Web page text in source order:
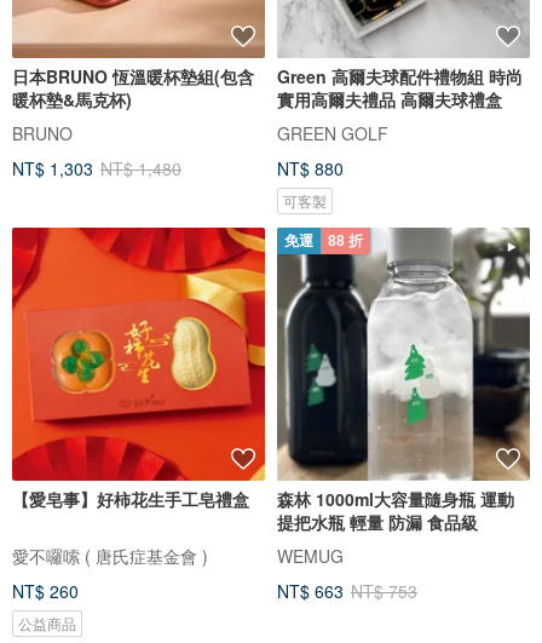
日本BRUNO 恆溫暖杯墊組(包含
暖杯墊&馬克杯)
BRUNO
NT$ 1,303 NT$ 1,480
Green 高爾夫球配件禮物組 時尚
實用高爾夫禮品 高爾夫球禮盒
GREEN GOLF
NT$ 880
可客製
【愛皂事】好柿花生手工皂禮盒
愛不囉嗦 ( 唐氏症基金會 )
NT$ 260
公益商品
免運 88 折
森林 1000ml大容量隨身瓶 運動
提把水瓶 輕量 防漏 食品級
WEMUG
NT$ 663 NT$ 753